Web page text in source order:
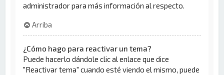
administrador para más información al respecto.
Arriba
¿Cómo hago para reactivar un tema?
Puede hacerlo dándole clic al enlace que dice
"Reactivar tema" cuando esté viendo el mismo, puede